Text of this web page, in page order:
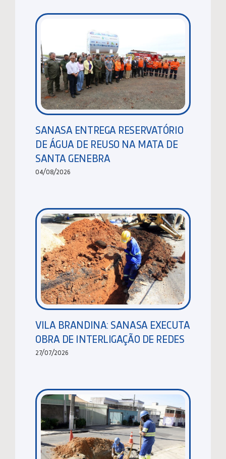
SANASA ENTREGA RESERVATÓRIO
DE ÁGUA DE REUSO NA MATA DE
SANTA GENEBRA
04/08/2026
VILA BRANDINA: SANASA EXECUTA
OBRA DE INTERLIGAÇÃO DE REDES
27/07/2026